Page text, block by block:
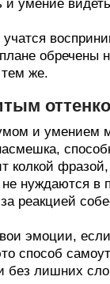
умение
же.
и умением
колкой
нуждаются
реакцией
эмоции,
способ
без лишних